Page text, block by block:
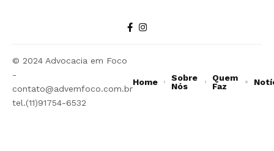
© 2024 Advocacia em Foco
-
contato@advemfoco.com.br
tel.(11)91754-6532
Home
Sobre
Nós
Quem
Faz